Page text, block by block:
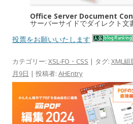
Office Server Document
サーバーサイドでダイレクト文
投票をお願いいたします
カテゴリー: XSL-FO・CSS | タグ: XML組
月9日 | 投稿者: AHEntry